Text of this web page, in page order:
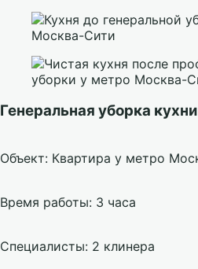
Генеральная уборка кухни
Объект: Квартира у метро
Время работы: 3 часа
Специалисты: 2 клинера